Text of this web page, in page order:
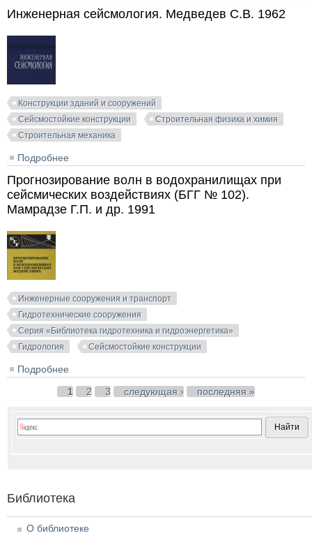
грунтовых материалов. Красников Н.Д. 1981
Инженерная сейсмология. Медведев С.В. 1962
Конструкции зданий и сооружений
Сейсмостойкие конструкции
Строительная физика и химия
Строительная механика
Подробнее
Прогнозирование волн в водохранилищах при
сейсмических воздействиях (БГГ № 102).
Мамрадзе Г.П. и др. 1991
Инженерные сооружения и транспорт
Гидротехнические сооружения
Серия «Библиотека гидротехника и гидроэнергетика»
Гидрология
Сейсмостойкие конструкции
Подробнее
сейсмических воздействиях (БГГ № 102). Мамрадзе
Г.П. и др. 1991
1 2 3 следующая › последняя »
Библиотека
О библиотеке